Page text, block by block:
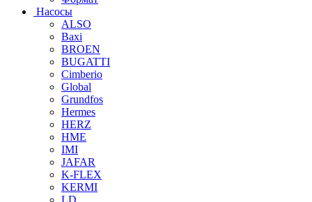
Насосы
ALSO
Baxi
BROEN
BUGATTI
Cimberio
Global
Grundfos
Hermes
HERZ
HME
IMI
JAFAR
K-FLEX
KERMI
LD